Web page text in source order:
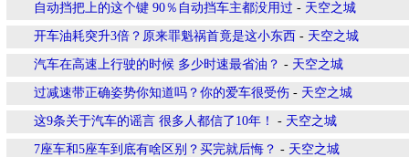
自动挡把上的这个键 90％自动挡车主都没用过 - 天空之城
开车油耗突升3倍？原来罪魁祸首竟是这小东西 - 天空之城
汽车在高速上行驶的时候 多少时速最省油？ - 天空之城
过减速带正确姿势你知道吗？你的爱车很受伤 - 天空之城
这9条关于汽车的谣言 很多人都信了10年！ - 天空之城
7座车和5座车到底有啥区别？买完就后悔？ - 天空之城